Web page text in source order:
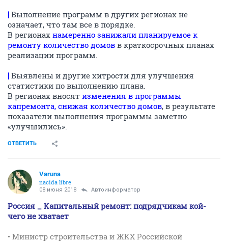
| Выполнение программ в других регионах не
означает, что там все в порядке.
В регионах намеренно занижали планируемое к
ремонту количество домов в краткосрочных планах
реализации программ.
| Выявлены и другие хитрости для улучшения
статистики по выполнению плана.
В регионах вносят изменения в программы
капремонта, снижая количество домов, в результате
показатели выполнения программы заметно
«улучшились».
ОТВЕТИТЬ
Varuna
nacida libre
08 июня 2018 Автоинформатор
Россия _ Капитальный ремонт: подрядчикам кой-
чего не хватает
• Министр строительства и ЖКХ Российской